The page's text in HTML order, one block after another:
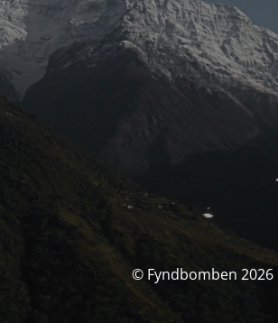
© Fyndbomben 2026